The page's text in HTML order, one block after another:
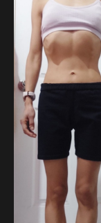
Jorge Arturo ha
el que ha pasado
115 a 87 cm.
constancia a